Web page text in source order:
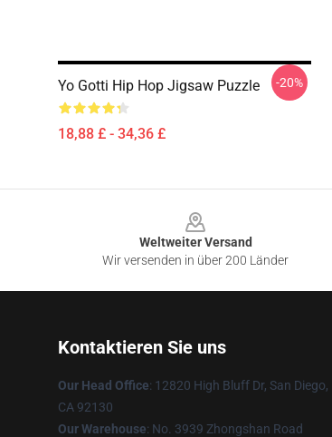
Yo Gotti Hip Hop Jigsaw Puzzle
18,88 £ - 34,36 £
-20%
Weltweiter Versand
Wir versenden in über 200 Länder
Kontaktieren Sie uns
Our Head Office: 12820 High Bluff Dr, San Diego,
CA 92130
Our Warehouse: No. 3939 Zhongshan Road